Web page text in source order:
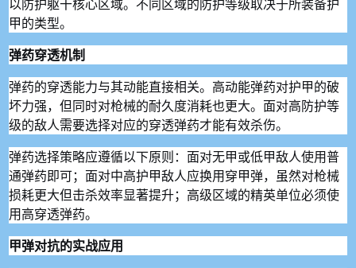
以防护躯干核心区域。不同区域的防护等级取决于所装备护
甲的类型。
弹药穿透机制
弹药的穿透能力与其动能直接相关。高动能弹药对护甲的破
坏力强，但同时对枪械的耐久度消耗也更大。面对高防护等
级的敌人需要选择对应的穿透弹药才能有效杀伤。
弹药选择策略应遵循以下原则：面对无甲或低甲敌人使用普
通弹药即可；面对中高护甲敌人应换用穿甲弹，虽然对枪械
损耗更大但击杀效率显著提升；高级区域的精英单位必须使
用高穿透弹药。
甲弹对抗的实战应用